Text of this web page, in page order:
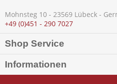
Mohnsteg 10 - 23569 Lübeck -
+49 (0)451 - 290 7027
Shop Service
Informationen